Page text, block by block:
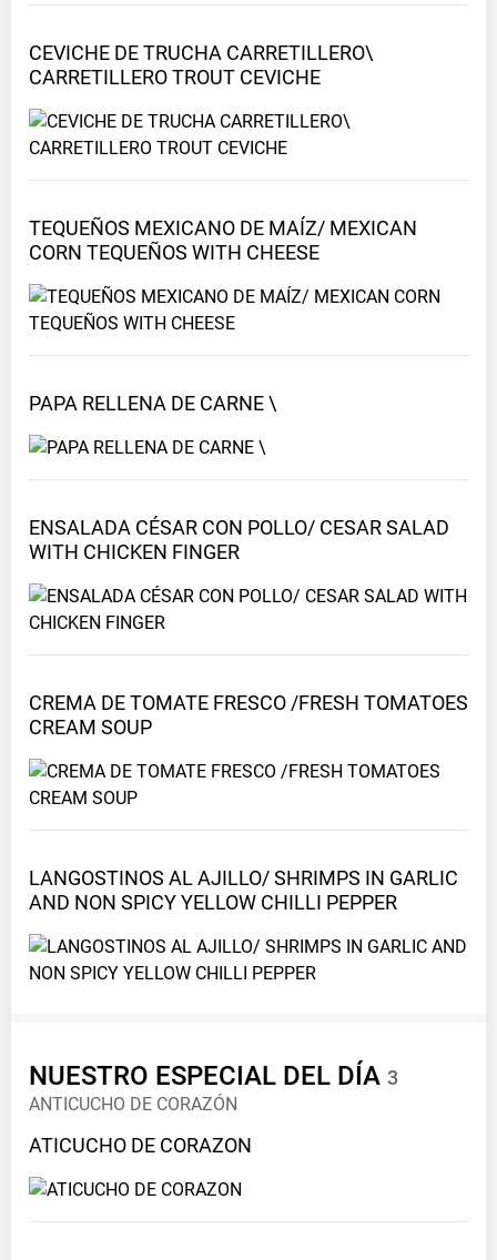
CEVICHE DE TRUCHA CARRETILLERO\
CARRETILLERO TROUT CEVICHE
TEQUEÑOS MEXICANO DE MAÍZ/ MEXICAN
CORN TEQUEÑOS WITH CHEESE
PAPA RELLENA DE CARNE\
ENSALADA CÉSAR CON POLLO/ CESAR SALAD
WITH CHICKEN FINGER
CREMA DE TOMATE FRESCO /FRESH TOMATOES
CREAM SOUP
LANGOSTINOS AL AJILLO/ SHRIMPS IN GARLIC
AND NON SPICY YELLOW CHILLI PEPPER
NUESTRO ESPECIAL DEL DÍA 3
ANTICUCHO DE CORAZÓN
ATICUCHO DE CORAZON